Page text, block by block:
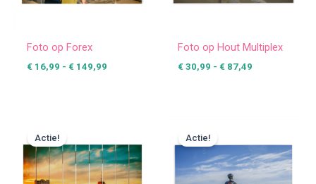
Foto op Forex
€16,99 - €149,99
Foto op Hout Multiplex
€30,99 - €87,49
Actie!
tot
€ 118,99
Actie!
tot
€ 22,99